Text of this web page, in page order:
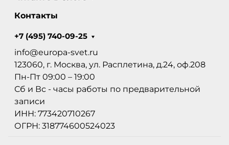
Контакты
+7 (495) 740-09-25
info@europa-svet.ru
123060, г. Москва, ул. Расплетина, д.24, оф.208
Пн-Пт 09:00 – 19:00
Сб и Вс - часы работы по предварительной
записи
ИНН: 773420710267
ОГРН: 318774600524023